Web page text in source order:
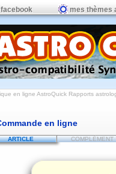
mes thèmes
en ligne AstroQuick Rapports
en ligne
ARTICLE COMPLÉMENT